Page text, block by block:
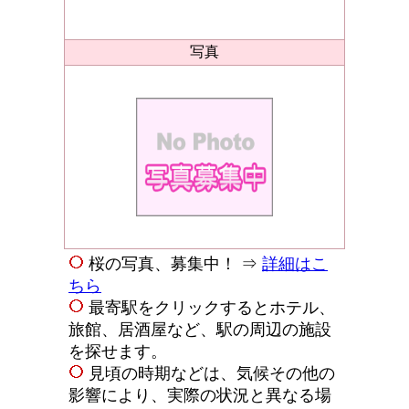
写真
桜の写真、募集中！ ⇒ 詳細はこ
ちら
最寄駅をクリックするとホテル、
旅館、居酒屋など、駅の周辺の施設
を探せます。
見頃の時期などは、気候その他の
影響により、実際の状況と異なる場